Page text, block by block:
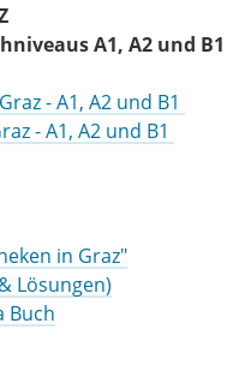
A1, A2 und B1
- A1, A2 und B1
- A1, A2 und B1
in Graz"
Lösungen)
Buch